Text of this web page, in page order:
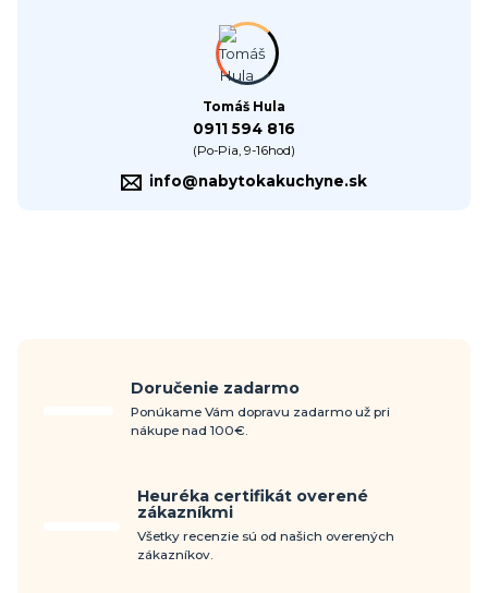
Tomáš Hula
0911 594 816
(Po-Pia, 9-16hod)
info@nabytokakuchyne.sk
Doručenie zadarmo
Ponúkame Vám dopravu zadarmo už pri
nákupe nad 100€.
Heuréka certifikát overené
zákazníkmi
Všetky recenzie sú od našich overených
zákazníkov.